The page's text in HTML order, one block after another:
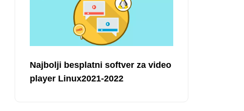
Najbolji besplatni softver za video
player Linux2021-2022